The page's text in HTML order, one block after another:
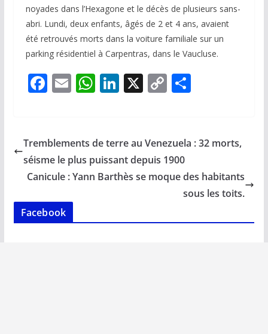
noyades dans l’Hexagone et le décès de plusieurs sans-
abri. Lundi, deux enfants, âgés de 2 et 4 ans, avaient
été retrouvés morts dans la voiture familiale sur un
parking résidentiel à Carpentras, dans le Vaucluse.
F
b
o
o
k
E
l
W
s
A
p
Li
e
dI
n
X C
y
Li
n
P
g
Tremblements de terre au Venezuela : 32 morts,
séisme le plus puissant depuis 1900
Canicule : Yann Barthès se moque des habitants
sous les toits.
Facebook